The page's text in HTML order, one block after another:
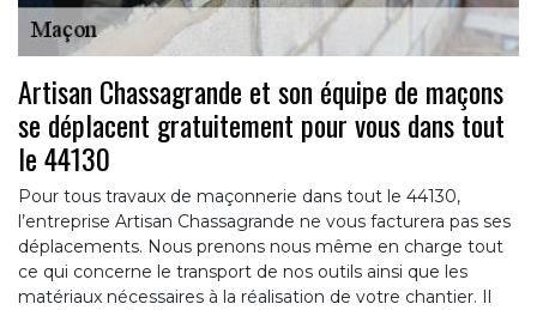
Artisan Chassagrande et son équipe de maçons
se déplacent gratuitement pour vous dans tout
le 44130
Pour tous travaux de maçonnerie dans tout le 44130,
l’entreprise Artisan Chassagrande ne vous facturera pas ses
déplacements. Nous prenons nous même en charge tout
ce qui concerne le transport de nos outils ainsi que les
matériaux nécessaires à la réalisation de votre chantier. Il